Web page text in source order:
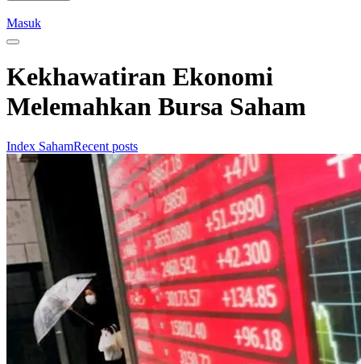
Masuk
Kekhawatiran Ekonomi
Melemahkan Bursa Saham
Index SahamRecent posts